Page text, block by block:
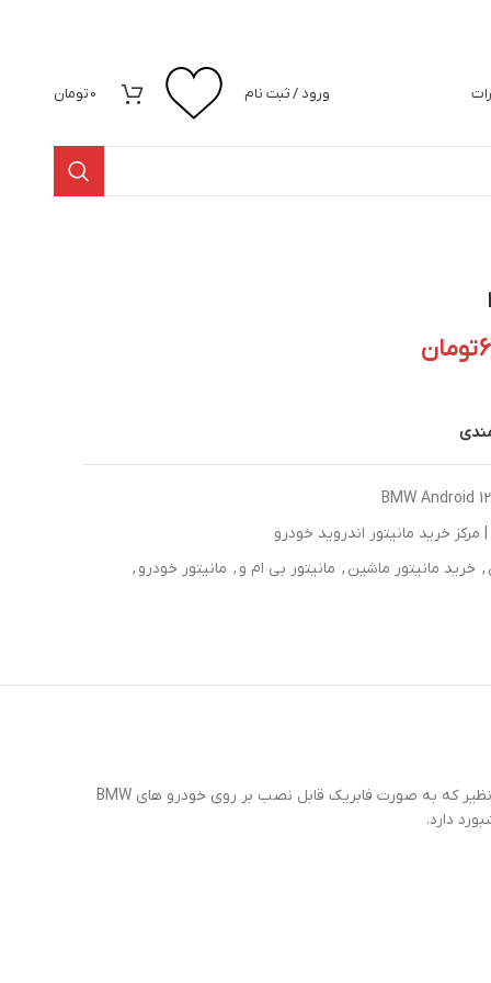
ورود / ثبت نام 0تومان
تومان
BMW Android
مرکز خرید مانیتور اندروید خودرو
, خرید مانیتور ماشین , مانیتور بی ام و , مانیتور خودرو ,
مانیتور اندروید ماشین بی ام و ایکس 5 با کیفیت HD و صفحه نمایشگر 12 اینچی تمام تاچ فوق حساس و دقیق با رزولوشن بالا و کانتراست بی نظیر که به صورت فابریک قابل نصب بر روی خودرو های BMW